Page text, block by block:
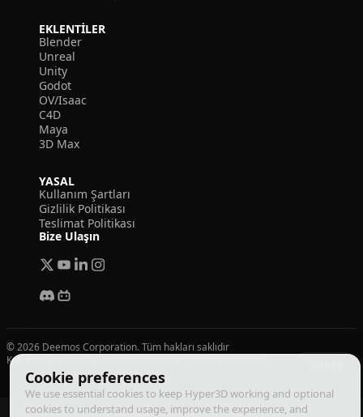
Cookie preferences
We use essential cookies to keep Hyper3D working and optional
cookies to understand usage, improve the experience, and
EKLENTILER
Blender
Unreal
Unity
Godot
OV/Isaac
C4D
Maya
3D Max
YASAL
Kullanım Şartları
Gizlilik Politikası
Teslimat Politikası
Bize Ulaşın
© 2026 Deemos Corporation. Tüm hakları saklıdır
Kullanım Şartları